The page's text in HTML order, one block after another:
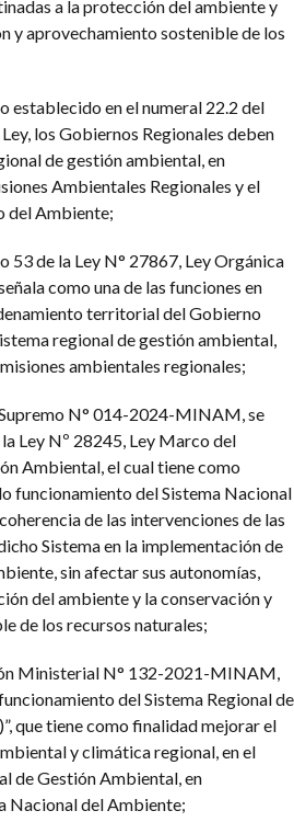
a la protección del ambiente y
y aprovechamiento sostenible de los
establecido en el numeral 22.2 del
los Gobiernos Regionales deben
de gestión ambiental, en
Ambientales Regionales y el
del Ambiente;
53 de la Ley N° 27867, Ley Orgánica
como una de las funciones en
territorial del Gobierno
regional de gestión ambiental,
ambientales regionales;
N° 014-2024-MINAM, se
Ley Nº 28245, Ley Marco del
Ambiental, el cual tiene como
funcionamiento del Sistema Nacional
de las intervenciones de las
Sistema en la implementación de
sin afectar sus autonomías,
del ambiente y la conservación y
de los recursos naturales;
Ministerial N° 132-2021-MINAM,
del Sistema Regional de
que tiene como finalidad mejorar el
y climática regional, en el
de Gestión Ambiental, en
Nacional del Ambiente;